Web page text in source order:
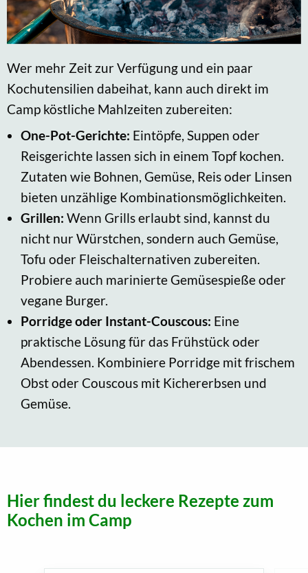
Wer mehr Zeit zur Verfügung und ein paar
Kochutensilien dabeihat, kann auch direkt im
Camp köstliche Mahlzeiten zubereiten:
One-Pot-Gerichte: Eintöpfe, Suppen oder
Reisgerichte lassen sich in einem Topf kochen.
Zutaten wie Bohnen, Gemüse, Reis oder Linsen
bieten unzählige Kombinationsmöglichkeiten.
Grillen: Wenn Grills erlaubt sind, kannst du
nicht nur Würstchen, sondern auch Gemüse,
Tofu oder Fleischalternativen zubereiten.
Probiere auch marinierte Gemüsespieße oder
vegane Burger.
Porridge oder Instant-Couscous: Eine
praktische Lösung für das Frühstück oder
Abendessen. Kombiniere Porridge mit frischem
Obst oder Couscous mit Kichererbsen und
Gemüse.
Hier findest du leckere Rezepte zum
Kochen im Camp